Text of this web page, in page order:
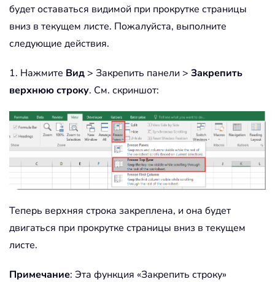
будет оставаться видимой при прокрутке страницы
вниз в текущем листе. Пожалуйста, выполните
следующие действия.
1. Нажмите Вид > Закрепить панели > Закрепить
верхнюю строку. См. скриншот:
Теперь верхняя строка закреплена, и она будет
двигаться при прокрутке страницы вниз в текущем
листе.
Примечание: Эта функция «Закрепить строку»